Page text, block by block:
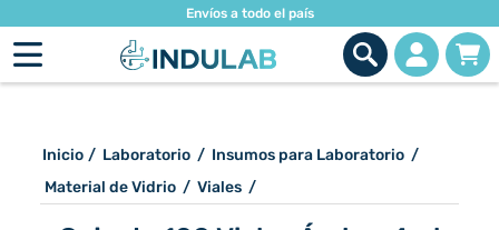
Envíos a todo el país
Inicio / Laboratorio / Insumos para Laboratorio /
Material de Vidrio / Viales /